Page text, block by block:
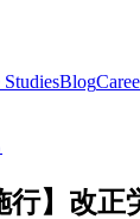
StudiesBlog
行】改